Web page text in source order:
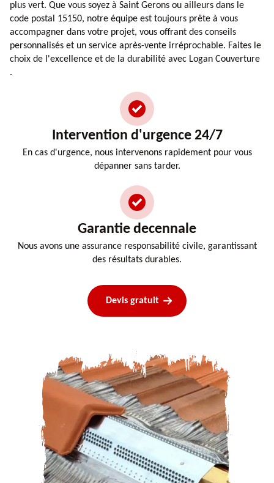
plus vert. Que vous soyez à Saint Gerons ou ailleurs dans le
code postal 15150, notre équipe est toujours prête à vous
accompagner dans votre projet, vous offrant des conseils
personnalisés et un service après-vente irréprochable. Faites le
choix de l'excellence et de la durabilité avec Logan Couverture
.
Intervention d'urgence 24/7
En cas d'urgence, nous intervenons rapidement pour vous
dépanner sans tarder.
Garantie decennale
Nous avons une assurance responsabilité civile, garantissant
des résultats durables.
Devis gratuit